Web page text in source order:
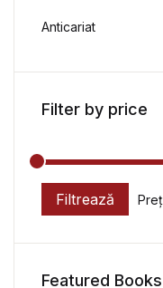
Anticariat
Filter by price
Preț minim
Preț maxim
Filtrează
Featured Books